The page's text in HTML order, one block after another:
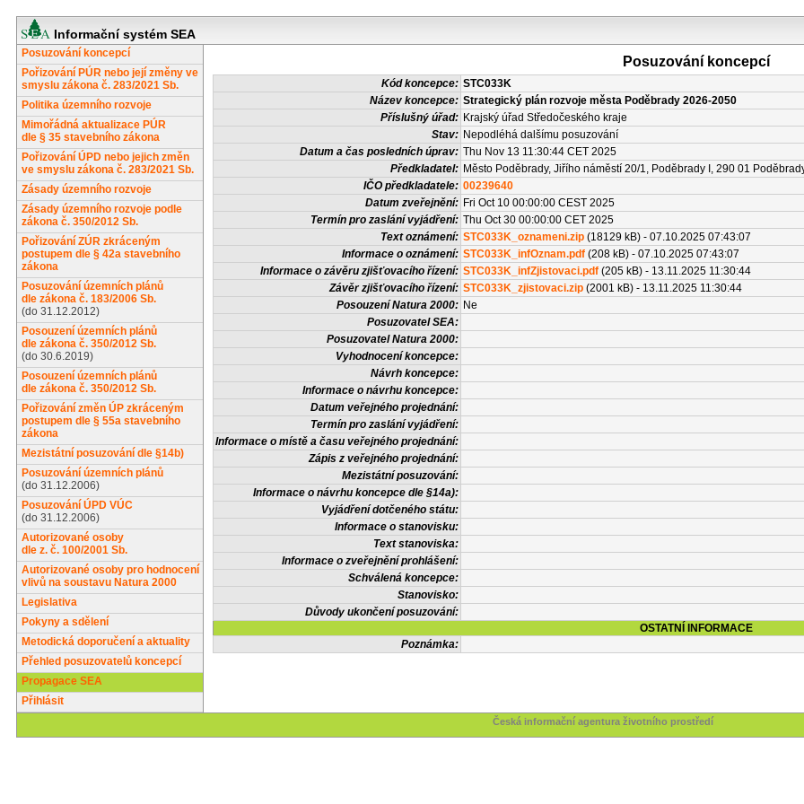
Informační systém SEA
Posuzování koncepcí
Pořizování PÚR nebo její změny ve
smyslu zákona č. 283/2021 Sb.
Politika územního rozvoje
Mimořádná aktualizace PÚR
dle § 35 stavebního zákona
Pořizování ÚPD nebo jejich změn
ve smyslu zákona č. 283/2021 Sb.
Zásady územního rozvoje
Zásady územního rozvoje podle
zákona č. 350/2012 Sb.
Pořizování ZÚR zkráceným
postupem dle § 42a stavebního
zákona
Posuzování územních plánů
dle zákona č. 183/2006 Sb.
(do 31.12.2012)
Posouzení územních plánů
dle zákona č. 350/2012 Sb.
(do 30.6.2019)
Posouzení územních plánů
dle zákona č. 350/2012 Sb.
Pořizování změn ÚP zkráceným
postupem dle § 55a stavebního
zákona
Mezistátní posuzování dle §14b)
Posuzování územních plánů
(do 31.12.2006)
Posuzování ÚPD VÚC
(do 31.12.2006)
Autorizované osoby
dle z. č. 100/2001 Sb.
Autorizované osoby pro hodnocení
vlivů na soustavu Natura 2000
Legislativa
Pokyny a sdělení
Metodická doporučení a aktuality
Přehled posuzovatelů koncepcí
Propagace SEA
Přihlásit
Posuzování koncepcí
Kód koncepce: STC033K
Název koncepce: Strategický plán rozvoje města Poděbrady 2026-2050
Příslušný úřad: Krajský úřad Středočeského kraje
Stav: Nepodléhá dalšímu posuzování
Datum a čas posledních úprav: Thu Nov 13 11:30:44 CET 2025
Předkladatel: Město Poděbrady, Jiřího náměstí 20/1, Poděbrady I, 290 01
IČO předkladatele: 00239640
Datum zveřejnění: Fri Oct 10 00:00:00 CEST 2025
Termín pro zaslání vyjádření: Thu Oct 30 00:00:00 CET 2025
Text oznámení: STC033K_oznameni.zip (18129 kB) - 07.10.2025 07:43:07
Informace o oznámení: STC033K_infOznam.pdf (208 kB) - 07.10.2025 07:43:07
Informace o závěru zjišťovacího řízení: STC033K_infZjistovaci.pdf (205 kB) - 13.11.2025 11:30:44
Závěr zjišťovacího řízení: STC033K_zjistovaci.zip (2001 kB) - 13.11.2025 11:30:44
Posouzení Natura 2000: Ne
Posuzovatel SEA:
Posuzovatel Natura 2000:
Vyhodnocení koncepce:
Návrh koncepce:
Informace o návrhu koncepce:
Datum veřejného projednání:
Termín pro zaslání vyjádření:
Informace o místě a času veřejného projednání:
Zápis z veřejného projednání:
Mezistátní posuzování:
Informace o návrhu koncepce dle §14a):
Vyjádření dotčeného státu:
Informace o stanovisku:
Text stanoviska:
Informace o zveřejnění prohlášení:
Schválená koncepce:
Stanovisko:
Důvody ukončení posuzování:
OSTATNÍ INFORMACE
Poznámka:
Česká informační agentura životního prostředí